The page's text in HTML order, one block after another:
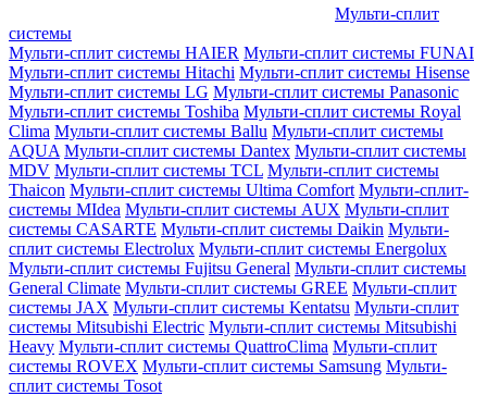
Мульти-сплит
системы
Мульти-сплит системы HAIER Мульти-сплит системы FUNAI
Мульти-сплит системы Hitachi Мульти-сплит системы Hisense
Мульти-сплит системы LG Мульти-сплит системы Panasonic
Мульти-сплит системы Toshiba Мульти-сплит системы Royal
Clima Мульти-сплит системы Ballu Мульти-сплит системы
AQUA Мульти-сплит системы Dantex Мульти-сплит системы
MDV Мульти-сплит системы TCL Мульти-сплит системы
Thaicon Мульти-сплит системы Ultima Comfort Мульти-сплит-
системы MIdea Мульти-сплит системы AUX Мульти-сплит
системы CASARTE Мульти-сплит системы Daikin Мульти-
сплит системы Electrolux Мульти-сплит системы Energolux
Мульти-сплит системы Fujitsu General Мульти-сплит системы
General Climate Мульти-сплит системы GREE Мульти-сплит
системы JAX Мульти-сплит системы Kentatsu Мульти-сплит
системы Mitsubishi Electric Мульти-сплит системы Mitsubishi
Heavy Мульти-сплит системы QuattroClima Мульти-сплит
системы ROVEX Мульти-сплит системы Samsung Мульти-
сплит системы Tosot